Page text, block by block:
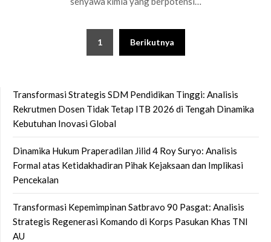
1 Berikutnya
Transformasi Strategis SDM Pendidikan Tinggi: Analisis
Rekrutmen Dosen Tidak Tetap ITB 2026 di Tengah Dinamika
Kebutuhan Inovasi Global
Dinamika Hukum Praperadilan Jilid 4 Roy Suryo: Analisis
Formal atas Ketidakhadiran Pihak Kejaksaan dan Implikasi
Pencekalan
Transformasi Kepemimpinan Satbravo 90 Pasgat: Analisis
Strategis Regenerasi Komando di Korps Pasukan Khas TNI
AU